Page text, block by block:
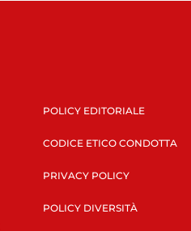
POLICY EDITORIALE
CODICE ETICO CONDOTTA
PRIVACY POLICY
POLICY DIVERSITÀ